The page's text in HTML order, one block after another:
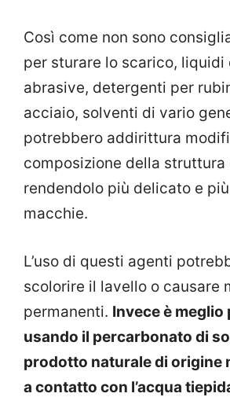
Così come non sono
per sturare lo scarico, liquidi
abrasive, detergenti per
acciaio, solventi di vario
potrebbero addirittura
composizione della struttura
rendendolo più delicato e
macchie.
L’uso di questi agenti
scolorire il lavello o causare
permanenti. Invece è
usando il percarbonato di
prodotto naturale di origine
a contatto con l’acqua